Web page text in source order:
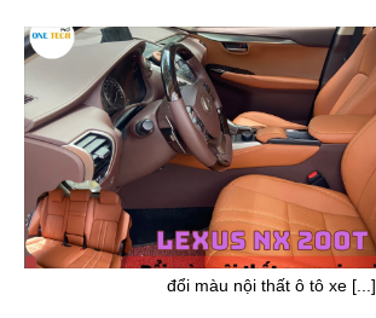
đổi màu nội thất ô tô xe [...]